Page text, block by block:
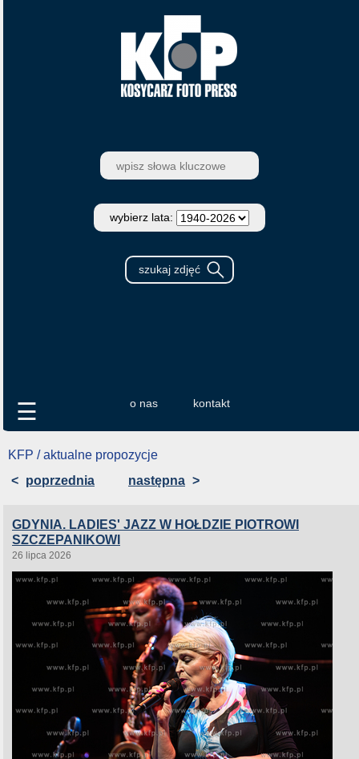
wybierz lata:
o nas kontakt
☰
KFP / aktualne propozycje
< poprzednia następna >
GDYNIA. LADIES' JAZZ W HOŁDZIE PIOTROWI
SZCZEPANIKOWI
26 lipca 2026